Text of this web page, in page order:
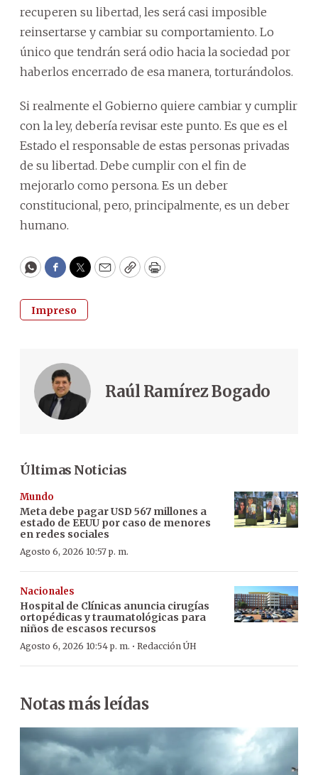
recuperen su libertad, les será casi imposible
reinsertarse y cambiar su comportamiento. Lo
único que tendrán será odio hacia la sociedad por
haberlos encerrado de esa manera, torturándolos.
Si realmente el Gobierno quiere cambiar y cumplir
con la ley, debería revisar este punto. Es que es el
Estado el responsable de estas personas privadas
de su libertad. Debe cumplir con el fin de
mejorarlo como persona. Es un deber
constitucional, pero, principalmente, es un deber
humano.
WhatsApp
Facebook
Twitter
EmailCopyPrint
Impreso
Raúl Ramírez Bogado
Últimas Noticias
Mundo
Meta debe pagar USD 567 millones a
estado de EEUU por caso de menores
en redes sociales
Agosto 6, 2026 10:57 p. m.
Nacionales
Hospital de Clínicas anuncia cirugías
ortopédicas y traumatológicas para
niños de escasos recursos
Agosto 6, 2026 10:54 p. m. · Redacción ÚH
Notas más leídas